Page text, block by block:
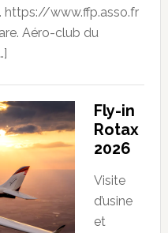
https://www.ffp.asso.fr
Aéro-club du
Fly-in
Rotax
2026
Visite
d’usine
et